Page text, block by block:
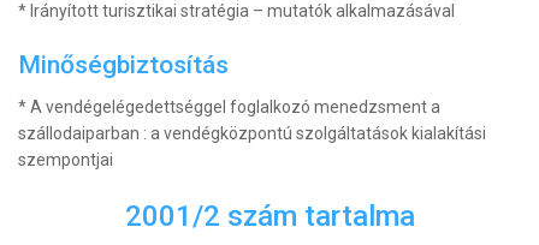
* Irányított turisztikai stratégia – mutatók alkalmazásával
Minőségbiztosítás
* A vendégelégedettséggel foglalkozó menedzsment a
szállodaiparban : a vendégközpontú szolgáltatások kialakítási
szempontjai
2001/2 szám tartalma